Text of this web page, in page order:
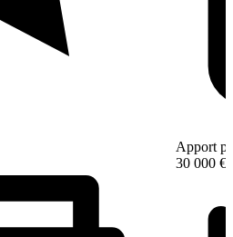
Apport
30 000 €